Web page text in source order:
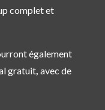
complet et
également
gratuit, avec de